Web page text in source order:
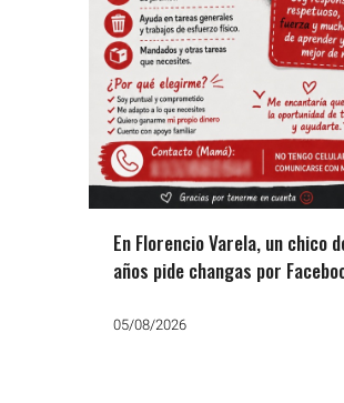
En Florencio Varela, un chico
años pide changas por Facebook: la
05/08/2026